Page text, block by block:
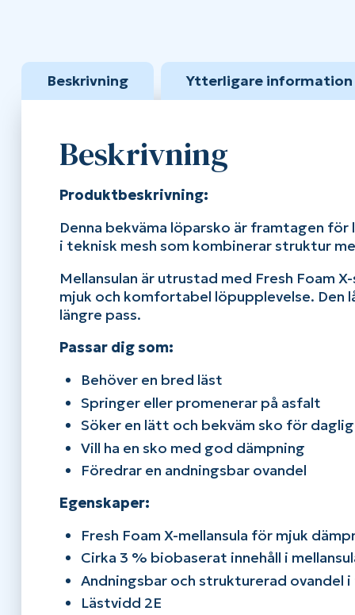
Beskrivning Ytterligare information
Beskrivning
Produktbeskrivning:
Denna bekväma löparsko är framtagen
i teknisk mesh som kombinerar struktur
Mellansulan är utrustad med Fresh Foam
mjuk och komfortabel löpupplevelse. Den
längre pass.
Passar dig som:
Behöver en bred läst
Springer eller promenerar på asfalt
Söker en lätt och bekväm sko för
Vill ha en sko med god dämpning
Föredrar en andningsbar ovandel
Egenskaper:
Fresh Foam X-mellansula för mjuk
Cirka 3 % biobaserat innehåll i
Andningsbar och strukturerad ovandel i
Lästvidd 2E